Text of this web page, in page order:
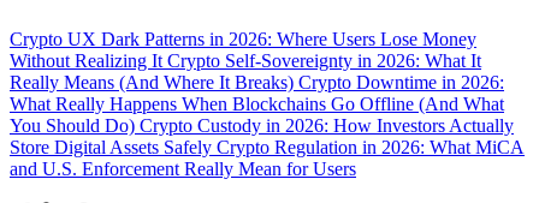
Crypto UX Dark Patterns in 2026: Where Users Lose Money
Without Realizing It Crypto Self-Sovereignty in 2026: What It
Really Means (And Where It Breaks) Crypto Downtime in 2026:
What Really Happens When Blockchains Go Offline (And What
You Should Do) Crypto Custody in 2026: How Investors Actually
Store Digital Assets Safely Crypto Regulation in 2026: What MiCA
and U.S. Enforcement Really Mean for Users